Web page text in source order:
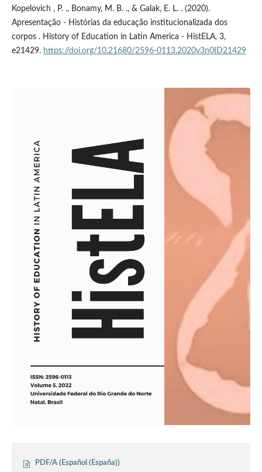
Kopelovich , P. ., Bonamy, M. B. ., & Galak, E. L. . (2020).
Apresentação - Histórias da educação institucionalizada dos
corpos . History of Education in Latin America - HistELA, 3,
e21429. https://doi.org/10.21680/2596-0113.2020v3n0ID21429
PDF/A (Español (España))